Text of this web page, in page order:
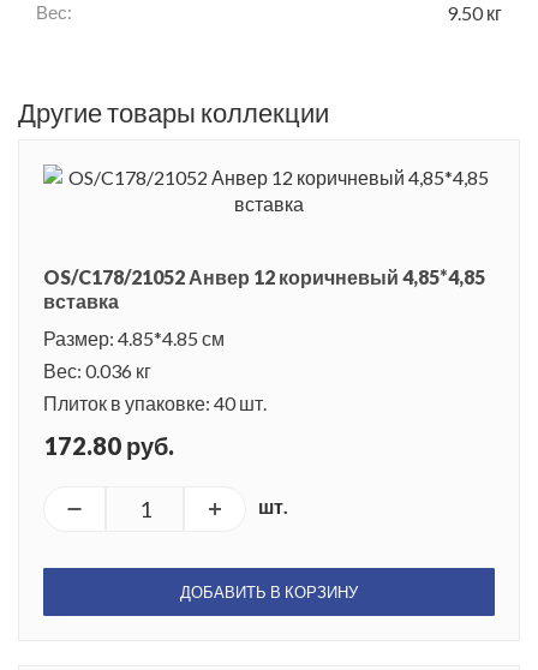
Вес: 9.50 кг
Другие товары коллекции
OS/C178/21052 Анвер 12 коричневый 4,85*4,85
вставка
Размер: 4.85*4.85 см
Вес: 0.036 кг
Плиток в упаковке: 40 шт.
172.80 руб.
шт.
ДОБАВИТЬ В КОРЗИНУ